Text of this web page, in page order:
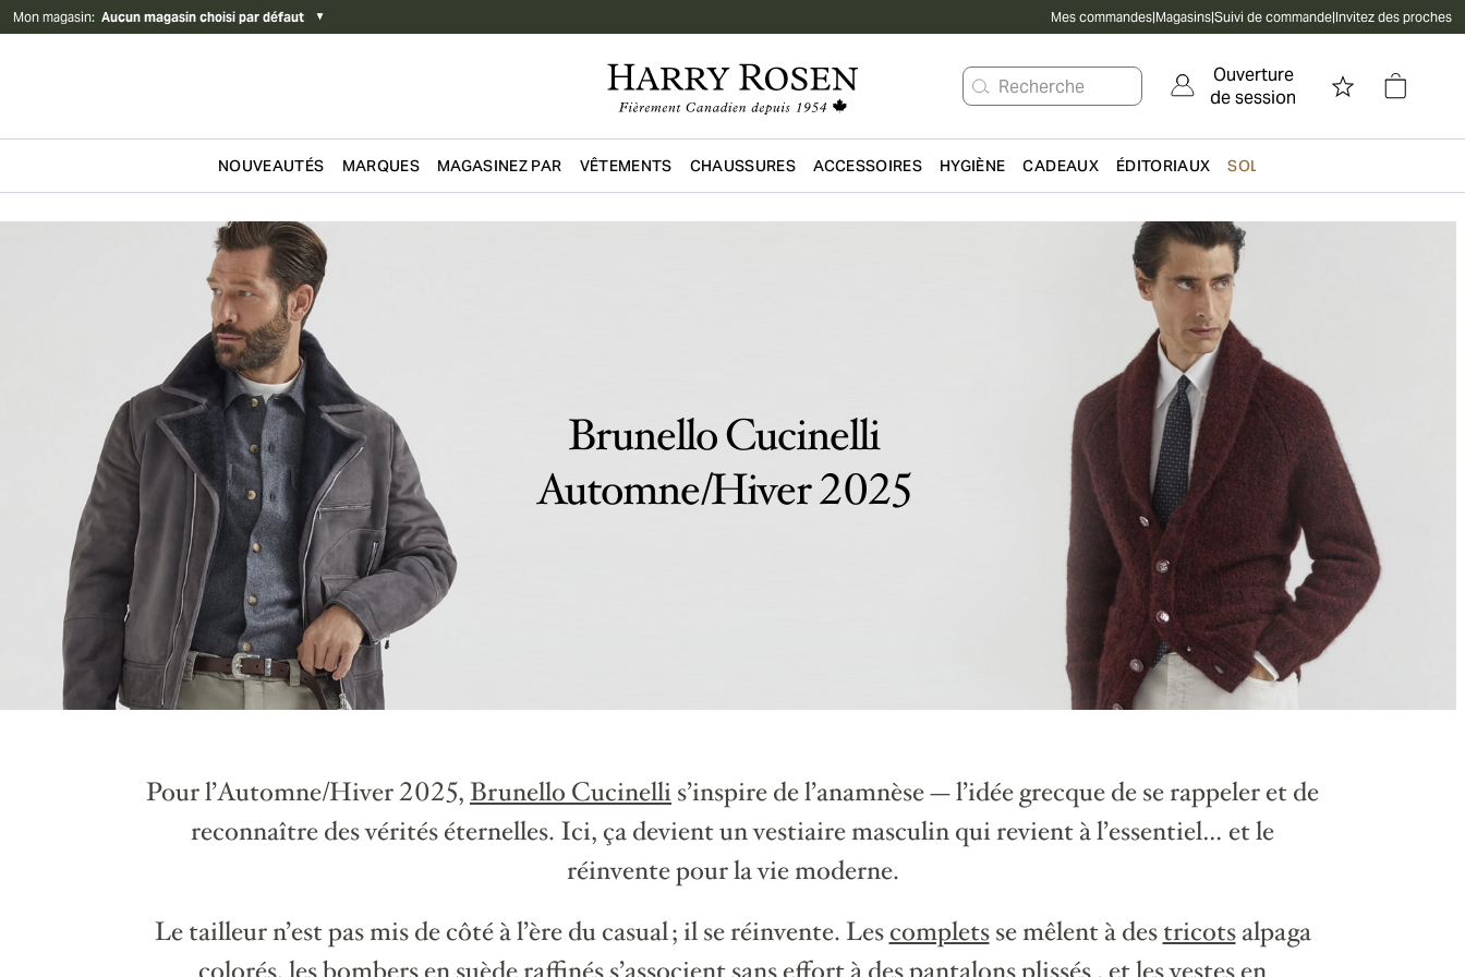
Mon magasin: Aucun magasin choisi par défaut ▼ Mes commandes|Magasins|Suivi de commande|Invitez des proches
Recherche
Ouverture
de session
Passer au contenu principal
NOUVEAUTÉS MARQUES MAGASINEZ PAR VÊTEMENTS CHAUSSURES ACCESSOIRES HYGIÈNE CADEAUX ÉDITORIAUX SOLDES
Brunello Cucinelli
Automne/Hiver 2025
Pour l’Automne/Hiver 2025,Brunello Cucinellis’inspire de l’anamnèse — l’idée grecque de se rappeler et de
reconnaître des vérités éternelles. Ici, ça devient un vestiaire masculin qui revient à l’essentiel… et le
réinvente pour la vie moderne.
Le tailleur n’est pas mis de côté à l’ère du casual ; il se réinvente. Lescompletsse mêlent à destricotsalpaga